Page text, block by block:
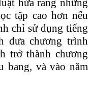
hứa rằng những
tập cao hơn nếu
chỉ sử dụng tiếng
đưa chương trình
trở thành chương
bang, và vào năm